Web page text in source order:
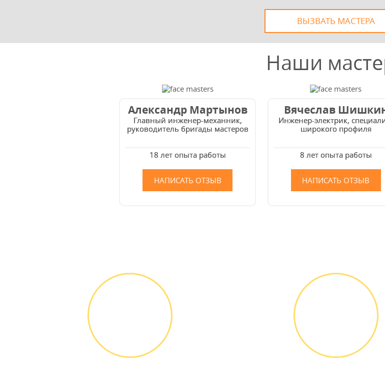
ВЫЗВАТЬ МАСТЕРА
Наши
Александр Мартынов
Главный инженер-механник,
руководитель бригады мастеров
18 лет опыта работы
НАПИСАТЬ ОТЗЫВ
Вячеслав
Инженер-электрик,
широкого профиля
8 лет опыта работы
НАПИСАТЬ ОТЗЫВ